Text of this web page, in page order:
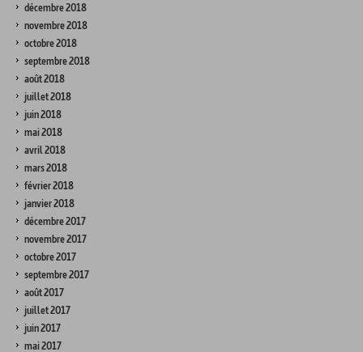
décembre 2018
novembre 2018
octobre 2018
septembre 2018
août 2018
juillet 2018
juin 2018
mai 2018
avril 2018
mars 2018
février 2018
janvier 2018
décembre 2017
novembre 2017
octobre 2017
septembre 2017
août 2017
juillet 2017
juin 2017
mai 2017